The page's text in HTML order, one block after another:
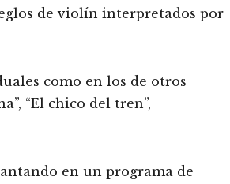
de violín interpretados por
como en los de otros
“El chico del tren”,
en un programa de